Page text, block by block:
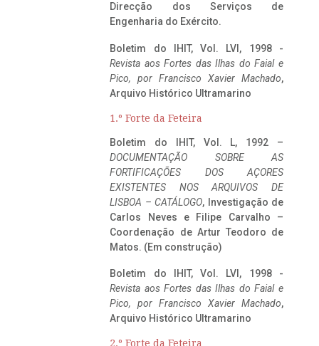
Direcção dos Serviços de
Engenharia do Exército.
Boletim do IHIT, Vol. LVI, 1998 -
Revista aos Fortes das Ilhas do Faial e
Pico, por Francisco Xavier Machado,
Arquivo Histórico Ultramarino
1.º Forte da Feteira
Boletim do IHIT, Vol. L, 1992 –
DOCUMENTAÇÃO SOBRE AS
FORTIFICAÇÕES DOS AÇORES
EXISTENTES NOS ARQUIVOS DE
LISBOA – CATÁLOGO, Investigação de
Carlos Neves e Filipe Carvalho –
Coordenação de Artur Teodoro de
Matos. (Em construção)
Boletim do IHIT, Vol. LVI, 1998 -
Revista aos Fortes das Ilhas do Faial e
Pico, por Francisco Xavier Machado,
Arquivo Histórico Ultramarino
2.º Forte da Feteira